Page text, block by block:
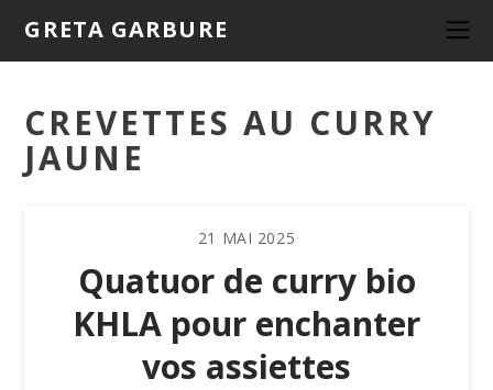
GRETA GARBURE
CREVETTES AU CURRY
JAUNE
21 MAI 2025
Quatuor de curry bio
KHLA pour enchanter
vos assiettes